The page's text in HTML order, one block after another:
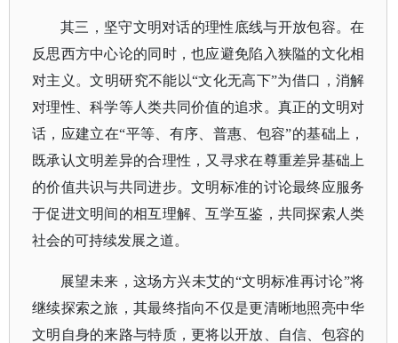
其三，坚守文明对话的理性底线与开放包容。在
反思西方中心论的同时，也应避免陷入狭隘的文化相
对主义。文明研究不能以“文化无高下”为借口，消解
对理性、科学等人类共同价值的追求。真正的文明对
话，应建立在“平等、有序、普惠、包容”的基础上，
既承认文明差异的合理性，又寻求在尊重差异基础上
的价值共识与共同进步。文明标准的讨论最终应服务
于促进文明间的相互理解、互学互鉴，共同探索人类
社会的可持续发展之道。
展望未来，这场方兴未艾的“文明标准再讨论”将
继续探索之旅，其最终指向不仅是更清晰地照亮中华
文明自身的来路与特质，更将以开放、自信、包容的